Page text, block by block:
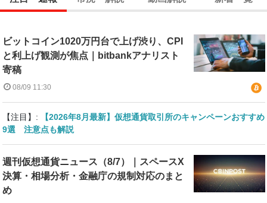
ビットコイン1020万円台で上げ渋り、CPI
と利上げ観測が焦点｜bitbankアナリスト
寄稿
08/09 11:30
【注目】:
【2026年8月最新】仮想通貨取引所のキャンペーンおすすめ
9選 注意点も解説
週刊仮想通貨ニュース（8/7）｜スペースX
決算・相場分析・金融庁の規制対応のまと
め